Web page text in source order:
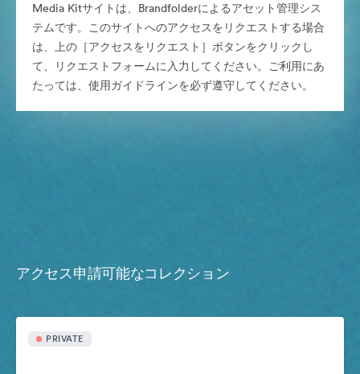
Media Kitサイトは、Brandfolderによるアセット管理シス
テムです。このサイトへのアクセスをリクエストする場合
は、上の［アクセスをリクエスト］ボタンをクリックし
て、リクエストフォームに入力してください。ご利用にあ
たっては、使用ガイドラインを必ず遵守してください。
アクセス申請可能なコレクション
PRIVATE